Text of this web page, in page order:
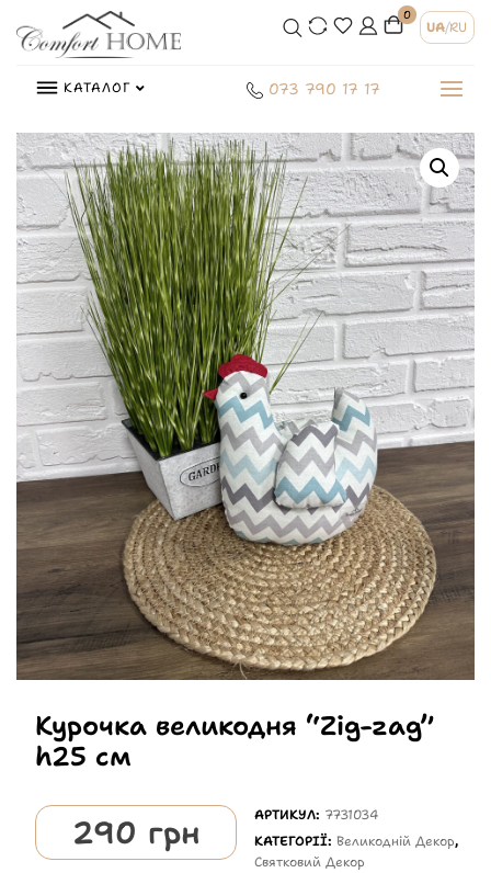
0
UA/RU
КАТАЛОГ 073 790 17 17
Курочка великодня “Zig-zag”
h25 см
290 грн АРТИКУЛ: 7731034
КАТЕГОРІЇ:Великодній Декор,
Святковий Декор